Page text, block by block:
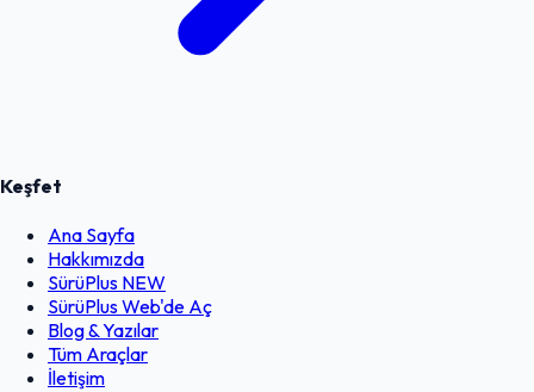
Keşfet
Ana Sayfa
Hakkımızda
SürüPlus NEW
SürüPlus Web'de Aç
Blog & Yazılar
Tüm Araçlar
İletişim